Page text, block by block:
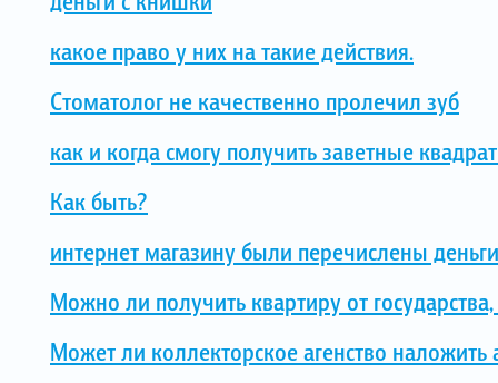
какое право у них на такие действия.
Стоматолог не качественно пролечил зуб
как и когда смогу получить заветные
Как быть?
интернет магазину были перечислены
Можно ли получить квартиру от
Может ли коллекторское агенство